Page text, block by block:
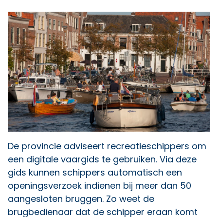
De provincie adviseert recreatieschippers om
een digitale vaargids te gebruiken. Via deze
gids kunnen schippers automatisch een
openingsverzoek indienen bij meer dan 50
aangesloten bruggen. Zo weet de
brugbedienaar dat de schipper eraan komt